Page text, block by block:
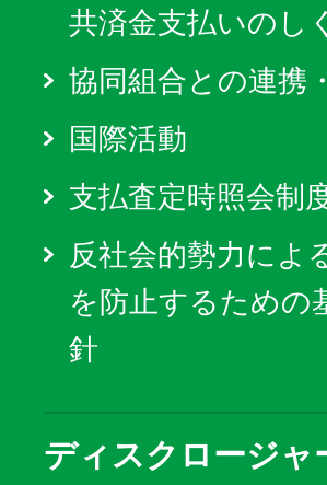
共済金支払いのし
協同組合との連携
国際活動
支払査定時照会制
反社会的勢力によ
を防止するための
針
ディスクロージャ